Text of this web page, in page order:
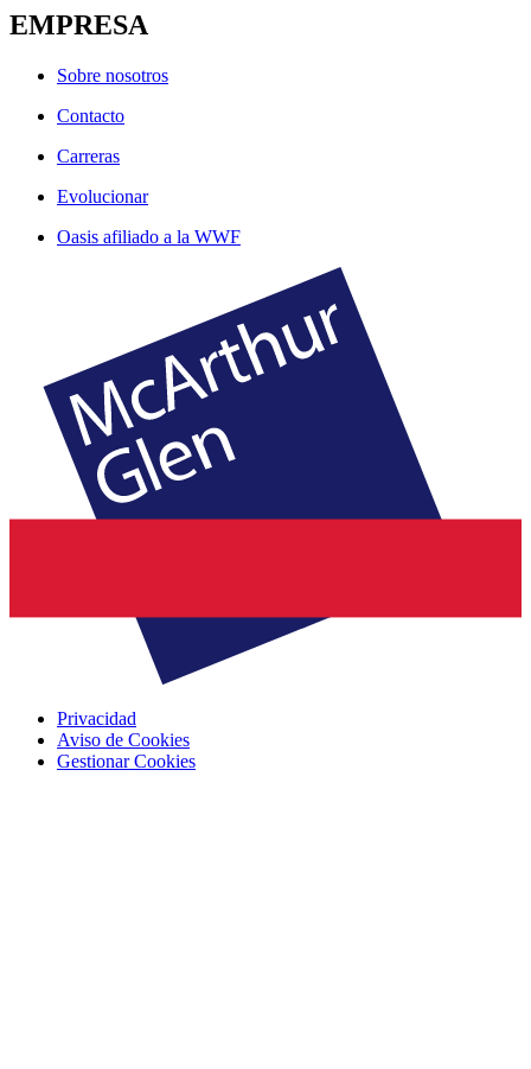
EMPRESA
Sobre nosotros
Contacto
Carreras
Evolucionar
Oasis afiliado a la WWF
Privacidad
Aviso de Cookies
Gestionar Cookies